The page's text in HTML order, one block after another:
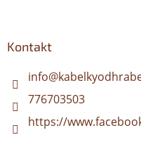
Kontakt
info@
776703503
https://